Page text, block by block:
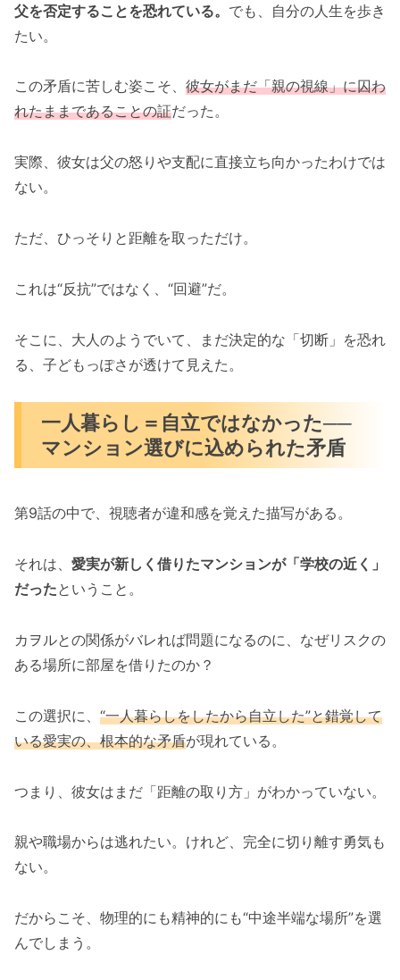
父を否定することを恐れている。 でも、自分の人生を歩き
たい。
この矛盾に苦しむ姿こそ、 彼女がまだ「親の視線」に囚わ
れたままであることの証だった。
実際、彼女は父の怒りや支配に直接立ち向かったわけでは
ない。
ただ、ひっそりと距離を取っただけ。
これは“反抗”ではなく、“回避”だ。
そこに、大人のようでいて、まだ決定的な「切断」を恐れ
る、子どもっぽさが透けて見えた。
一人暮らし＝自立ではなかった──
マンション選びに込められた矛盾
第9話の中で、視聴者が違和感を覚えた描写がある。
それは、 愛実が新しく借りたマンションが「学校の近く」
だったということ。
カヲルとの関係がバレれば問題になるのに、なぜリスクの
ある場所に部屋を借りたのか？
この選択に、 “一人暮らしをしたから自立した”と錯覚して
いる愛実の、根本的な矛盾が現れている。
つまり、彼女はまだ「距離の取り方」がわかっていない。
親や職場からは逃れたい。けれど、完全に切り離す勇気も
ない。
だからこそ、物理的にも精神的にも“中途半端な場所”を選
んでしまう。